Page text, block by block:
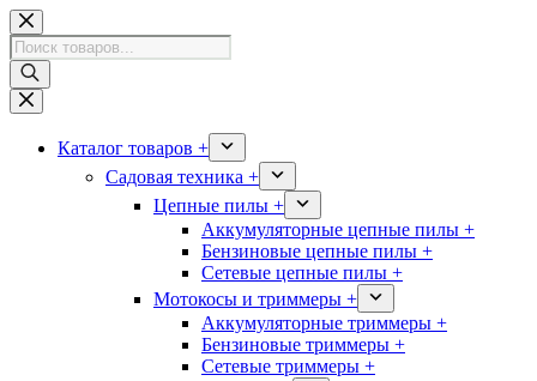
Перейти
к
сути
Поиск
товаров
Каталог товаров +
Садовая техника +
Цепные пилы +
Аккумуляторные цепные пилы +
Бензиновые цепные пилы +
Сетевые цепные пилы +
Мотокосы и триммеры +
Аккумуляторные триммеры +
Бензиновые триммеры +
Сетевые триммеры +